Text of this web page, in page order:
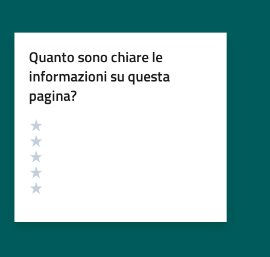
Quanto sono chiare le
informazioni su questa
pagina?
Valutazione